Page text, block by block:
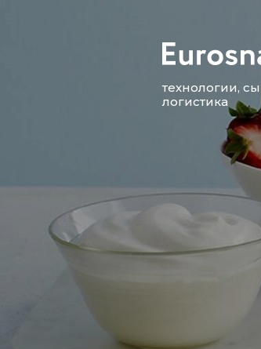
технологии,
логистика